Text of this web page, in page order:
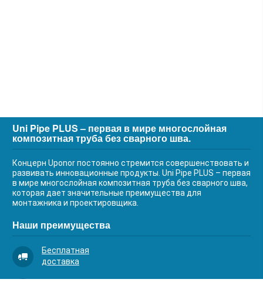
Uni Pipe PLUS – первая в мире многослойная
композитная труба без сварного шва.
Концерн Uponor постоянно стремится совершенствовать и
развивать инновационные продукты. Uni Pipe PLUS – первая
в мире многослойная композитная труба без сварного шва,
которая дает значительные преимущества для
монтажника и проектировщика.
Наши преимущества
Бесплатная
доставка